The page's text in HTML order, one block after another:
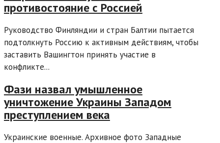
противостояние с Россией
Руководство Финляндии и стран Балтии пытается
подтолкнуть Россию к активным действиям, чтобы
заставить Вашингтон принять участие в
конфликте...
Фази назвал умышленное
уничтожение Украины Западом
преступлением века
Украинские военные. Архивное фото Западные